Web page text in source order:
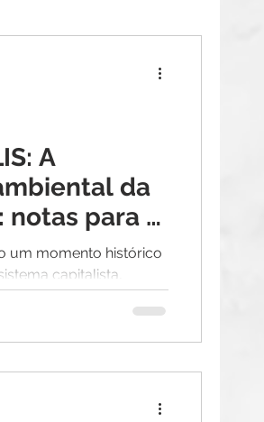
A
da
notas para o
um momento histórico
capitalista,
e...